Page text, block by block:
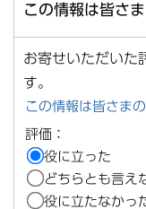
この情報は皆さ
お寄せいただいた
す。
この情報は皆さま
評価：
役に立った
どちらとも言え
役に立たなかっ